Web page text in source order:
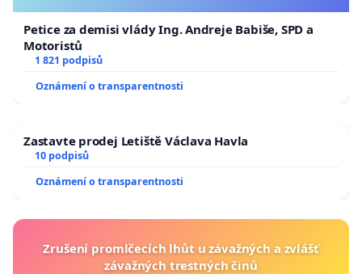
Petice za demisi vlády Ing. Andreje Babiše, SPD a
Motoristů
1 821 podpisů
Oznámení o transparentnosti
Zastavte prodej Letiště Václava Havla
10 podpisů
Oznámení o transparentnosti
Zrušení promlčecích lhůt u závažných a zvlášť
závažných trestných činů